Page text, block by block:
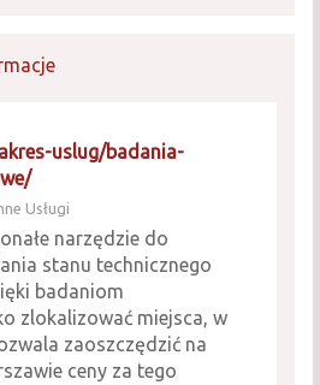
uslug/badania-
Usługi
narzędzie do
stanu technicznego
badaniom
zlokalizować miejsca, w
zaoszczędzić na
ceny za tego